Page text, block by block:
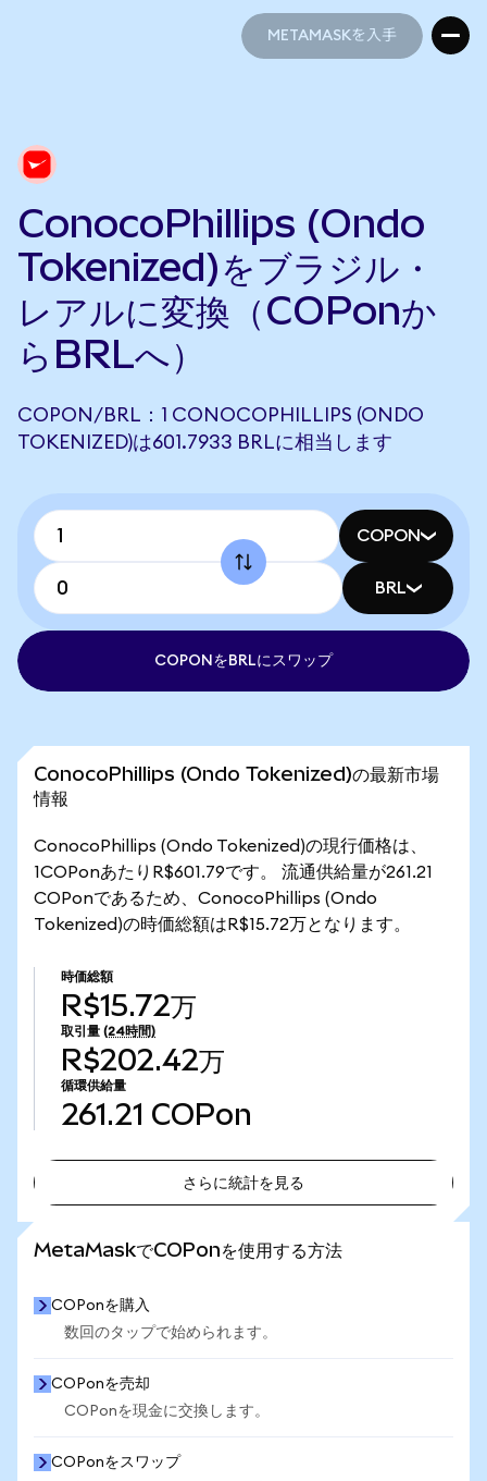
METAMASKを入手
ConocoPhillips (Ondo
Tokenized)をブラジル・
レアルに変換（COPonか
らBRLへ）
COPON/BRL：1 CONOCOPHILLIPS (ONDO
TOKENIZED)は601.7933 BRLに相当します
COPON
BRL
COPONをBRLにスワップ
ConocoPhillips (Ondo Tokenized)の最新市場
情報
ConocoPhillips (Ondo Tokenized)の現行価格は、
1COPonあたりR$601.79です。 流通供給量が261.21
COPonであるため、ConocoPhillips (Ondo
Tokenized)の時価総額はR$15.72万となります。
時価総額
R$15.72万
取引量 (24時間)
R$202.42万
循環供給量
261.21 COPon
さらに統計を見る
MetaMaskでCOPonを使用する方法
COPonを購入
数回のタップで始められます。
COPonを売却
COPonを現金に交換します。
COPonをスワップ